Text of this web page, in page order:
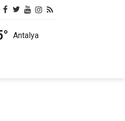
Antalya